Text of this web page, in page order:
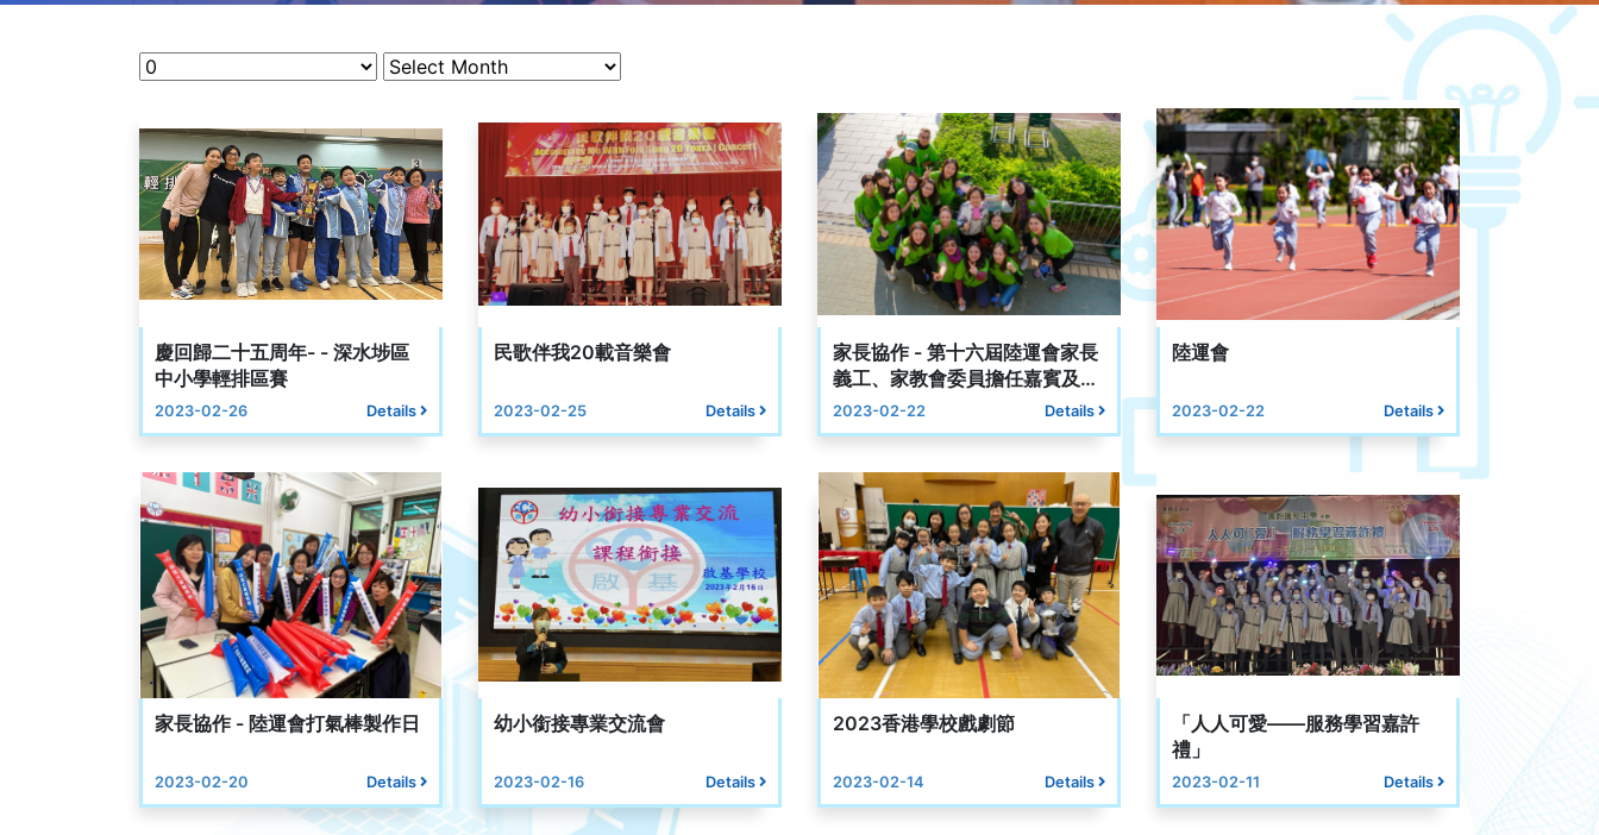
慶回歸二十五周年- - 深水埗區
中小學輕排區賽
2023-02-26 Details
民歌伴我20載音樂會
2023-02-25 Details
家長協作 - 第十六屆陸運會家長
義工、家教會委員擔任嘉賓及義
工
2023-02-22 Details
陸運會
2023-02-22 Details
家長協作 - 陸運會打氣棒製作日
2023-02-20 Details
幼小銜接專業交流會
2023-02-16 Details
2023香港學校戲劇節
2023-02-14 Details
「人人可愛——服務學習嘉許
禮」
2023-02-11 Details